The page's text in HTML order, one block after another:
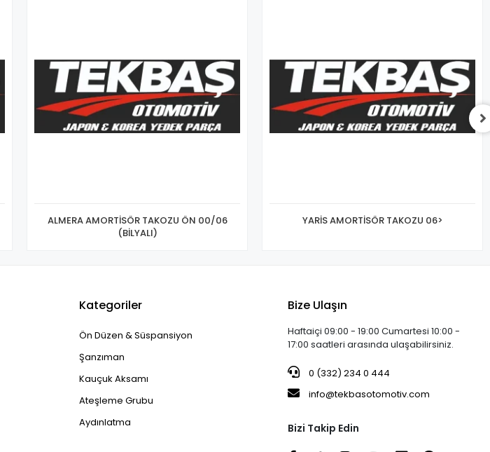
ALMERA AMORTİSÖR TAKOZU ÖN 00/06
(BİLYALI)
YARİS AMORTİSÖR TAKOZU 06>
Kategoriler
Ön Düzen & Süspansiyon
Şanzıman
Kauçuk Aksamı
Ateşleme Grubu
Aydınlatma
Bize Ulaşın
Haftaiçi 09:00 - 19:00 Cumartesi 10:00 -
17:00 saatleri arasında ulaşabilirsiniz.
0 (332) 234 0 444
info@tekbasotomotiv.com
Bizi Takip Edin